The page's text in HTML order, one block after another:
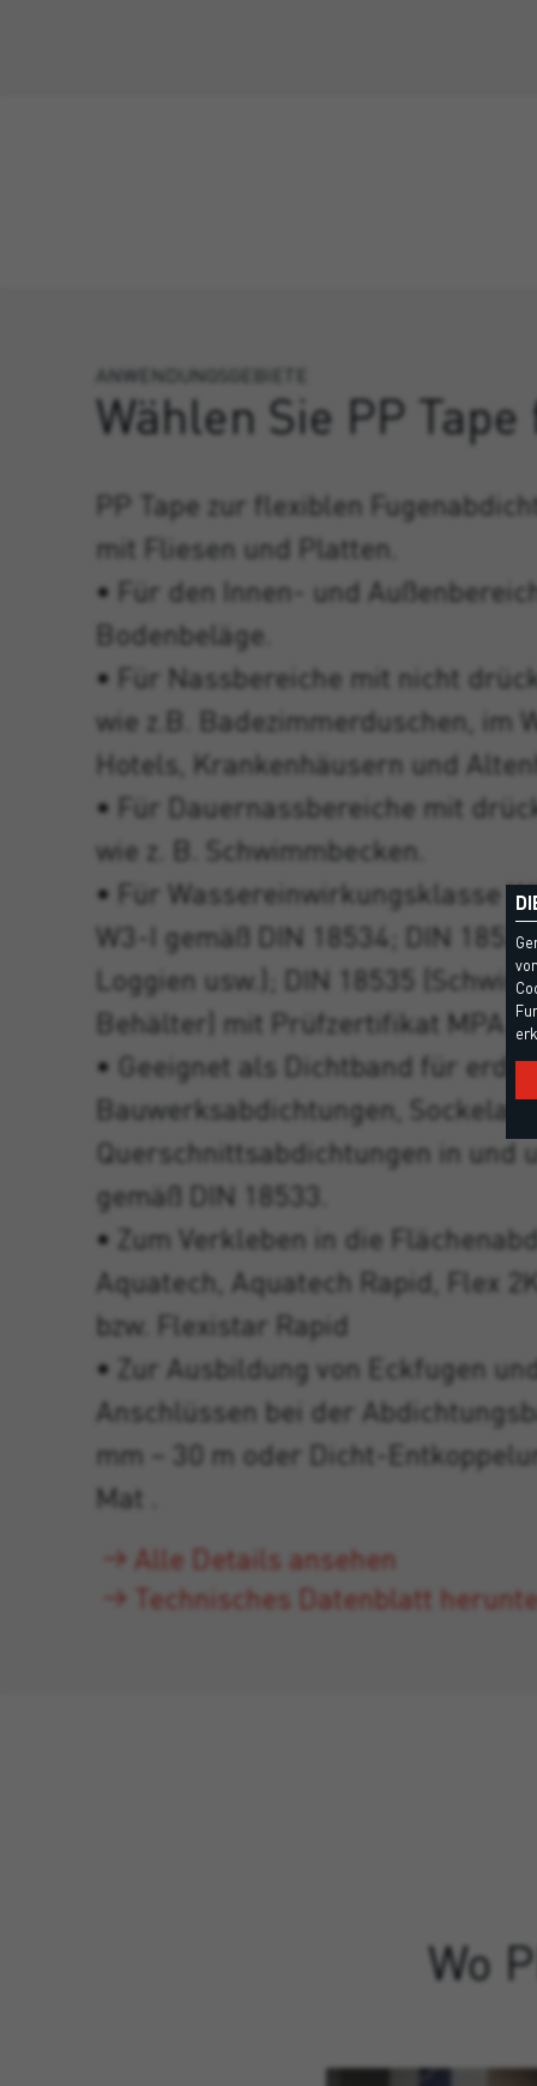
ANWENDUNGSGEBIETE
Wählen Sie PP
PP Tape zur flexiblen
mit Fliesen und Platten.
• Für den Innen- und
Bodenbeläge.
• Für Nassbereiche mit nicht
wie z.B. Badezimmerduschen, im
Hotels, Krankenhäusern und
• Für Dauernassbereiche mit
wie z. B. Schwimmbecken.
• Für Wassereinwirkungsklasse
W3-I gemäß DIN 18534; DIN
Loggien usw.); DIN 18535
Behälter) mit Prüfzertifikat MPA
• Geeignet als Dichtband für
Bauwerksabdichtungen,
Querschnittsabdichtungen in und
gemäß DIN 18533.
• Zum Verkleben in die
Aquatech, Aquatech Rapid, Flex
bzw. Flexistar Rapid
• Zur Ausbildung von Eckfugen
Anschlüssen bei der
mm – 30 m oder Dicht-
Mat .
Alle Details ansehen
Technisches Datenblatt
Wo